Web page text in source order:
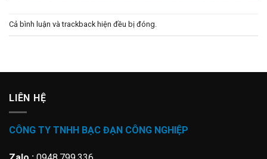
Cả bình luận và trackback hiện đều bị đóng.
LIÊN HỆ
CÔNG TY TNHH BẠC ĐẠN CÔNG NGHIỆP